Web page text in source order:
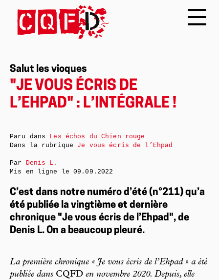
Salut les vioques
"JE VOUS ÉCRIS DE
L’EHPAD" : L’INTÉGRALE !
C’est dans notre numéro d’été (n°211) qu’a
été publiée la vingtième et dernière
chronique "Je vous écris de l’Ehpad", de
Denis L. On a beaucoup pleuré.
La première chronique « Je vous écris de l’Ehpad » a été
publiée dans CQFD en novembre 2020. Depuis, elle
Paru dans Les échos du Chien rouge
Dans la rubrique Je vous écris de l’Ehpad
Par Denis L.
Mis en ligne le09.09.2022